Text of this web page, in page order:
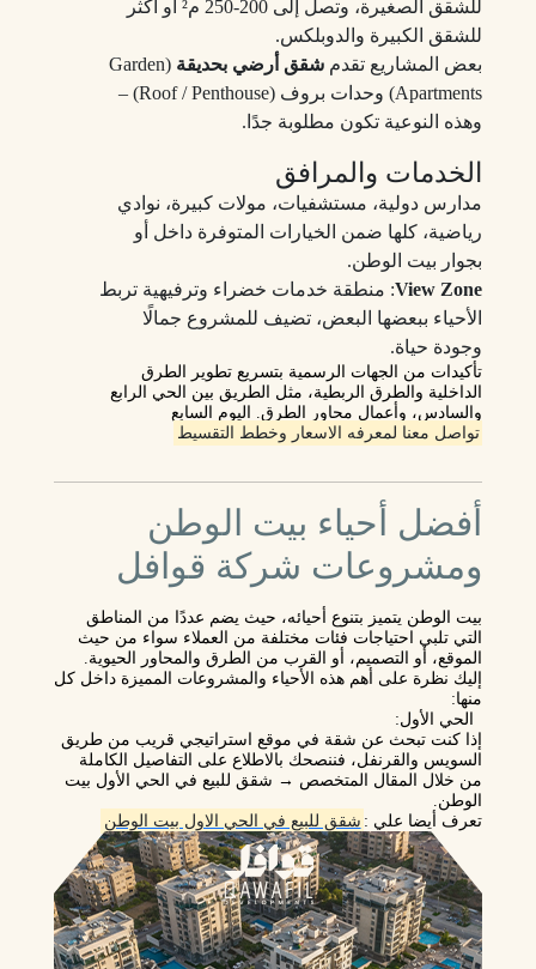
للشقق الصغيرة، وتصل إلى 200‑250 م² أو أكثر
للشقق الكبيرة والدوبلكس.
بعض المشاريع تقدم شقق أرضي بحديقة (Garden
Apartments) وحدات بروف (Roof / Penthouse) –
وهذه النوعية تكون مطلوبة جدًا.
الخدمات والمرافق
مدارس دولية، مستشفيات، مولات كبيرة، نوادي
رياضية، كلها ضمن الخيارات المتوفرة داخل أو
بجوار بيت الوطن.
View Zone: منطقة خدمات خضراء وترفيهية تربط
الأحياء ببعضها البعض، تضيف للمشروع جمالًا
وجودة حياة.
تأكيدات من الجهات الرسمية بتسريع تطوير الطرق
الداخلية والطرق الربطية، مثل الطريق بين الحي الرابع
والسادس، وأعمال محاور الطرق.
اليوم السابع
تواصل معنا لمعرفه الاسعار وخطط التقسيط
أفضل أحياء بيت الوطن
ومشروعات شركة قوافل
بيت الوطن يتميز بتنوع أحيائه، حيث يضم عددًا من المناطق
التي تلبي احتياجات فئات مختلفة من العملاء سواء من حيث
الموقع، أو التصميم، أو القرب من الطرق والمحاور الحيوية.
إليك نظرة على أهم هذه الأحياء والمشروعات المميزة داخل كل
منها:
الحي الأول:
إذا كنت تبحث عن شقة في موقع استراتيجي قريب من طريق
السويس والقرنفل، فننصحك بالاطلاع على التفاصيل الكاملة
من خلال المقال المتخصص → شقق للبيع في الحي الأول بيت
الوطن.
تعرف أيضا علي : شقق للبيع في الحي الاول بيت الوطن